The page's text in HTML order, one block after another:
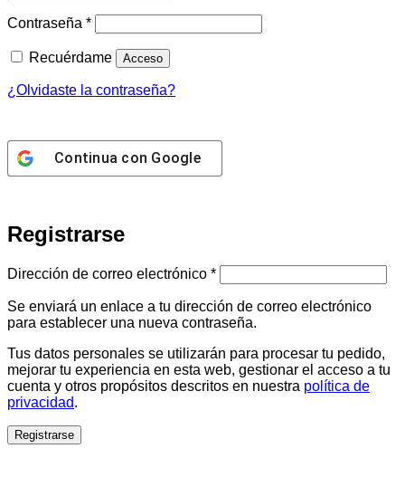
Contraseña *Obligatorio
Recuérdame Acceso
¿Olvidaste la contraseña?
Continua con Google
Registrarse
Dirección de correo electrónico *Obligatorio
Se enviará un enlace a tu dirección de correo electrónico
para establecer una nueva contraseña.
Tus datos personales se utilizarán para procesar tu pedido,
mejorar tu experiencia en esta web, gestionar el acceso a tu
cuenta y otros propósitos descritos en nuestra política de
privacidad.
Registrarse